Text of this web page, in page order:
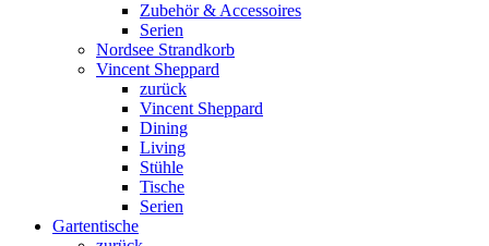
Zubehör & Accessoires
Serien
Nordsee Strandkorb
Vincent Sheppard
zurück
Vincent Sheppard
Dining
Living
Stühle
Tische
Serien
Gartentische